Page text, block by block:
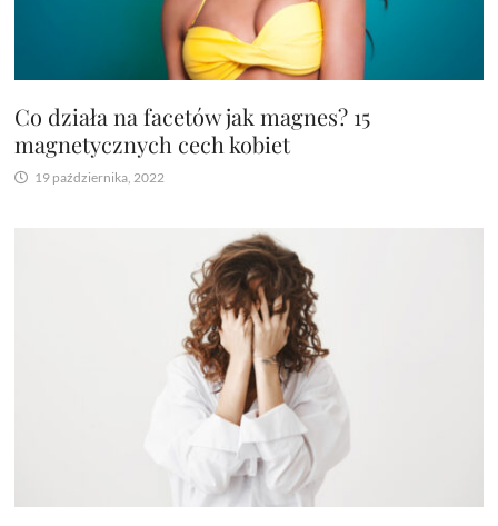
Co działa na facetów jak magnes? 15
magnetycznych cech kobiet
19 października, 2022